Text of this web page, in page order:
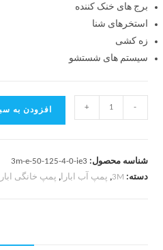
برج های خنک کننده
استخرهای شنا
زه کشی
سیستم های شستشو
-
+ افزودن به
شناسه محصول: 3m-e-50-125-4-0-ie3
دسته: 3M
, پمپ آب ابارا, پمپ خانگی